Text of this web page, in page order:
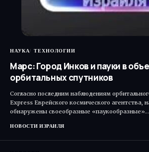
НАУКА ТЕХНОЛОГИИ
Марс: Город Инков и пауки в
орбитальных спутников
Согласно последним наблюдениям
Express Еврейского космического агентства,
обнаружены своеобразные «паукообразные»…
НОВОСТИ ИЗРАИЛЯ